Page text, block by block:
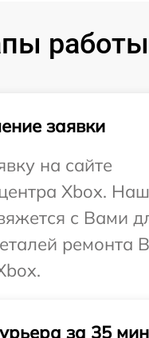
работы
заявки
на сайте
Xbox. Наш
с Вами
ремонта
за 35